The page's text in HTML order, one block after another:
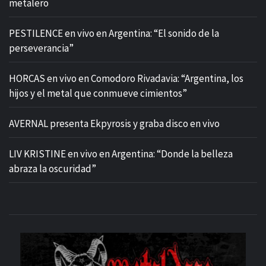
metalero
PESTILENCE en vivo en Argentina: “El sonido de la
perseverancia”
HORCAS en vivo en Comodoro Rivadavia: “Argentina, los
hijos y el metal que conmueve cimientos”
AVERNAL presenta Ekpyrosis y graba disco en vivo
LIV KRISTINE en vivo en Argentina: “Donde la belleza
abraza la oscuridad”